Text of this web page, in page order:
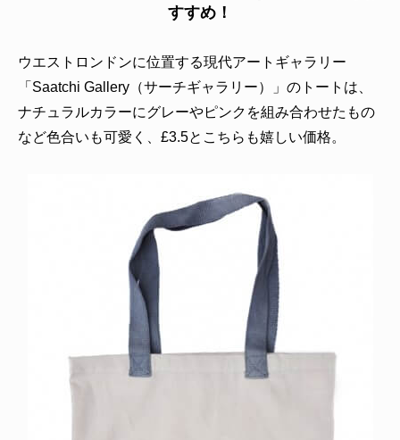
すすめ！
ウエストロンドンに位置する現代アートギャラリー
「Saatchi Gallery（サーチギャラリー）」のトートは、
ナチュラルカラーにグレーやピンクを組み合わせたもの
など色合いも可愛く、£3.5とこちらも嬉しい価格。